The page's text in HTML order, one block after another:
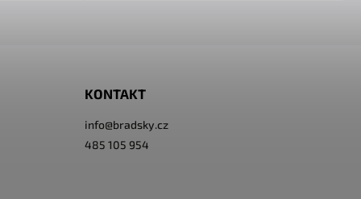
KONTAKT
info@bradsky.cz
485 105 954